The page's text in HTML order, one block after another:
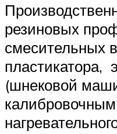
резиновых
смесительных
пластикатора,
(шнековой